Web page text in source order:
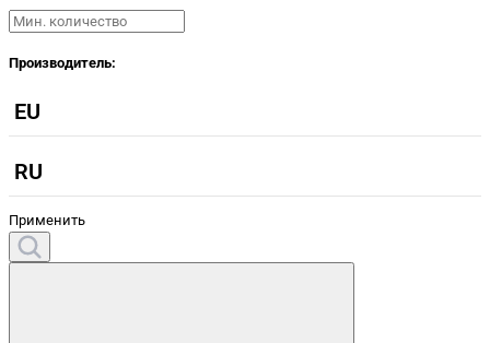
Производитель:
EU
RU
Применить